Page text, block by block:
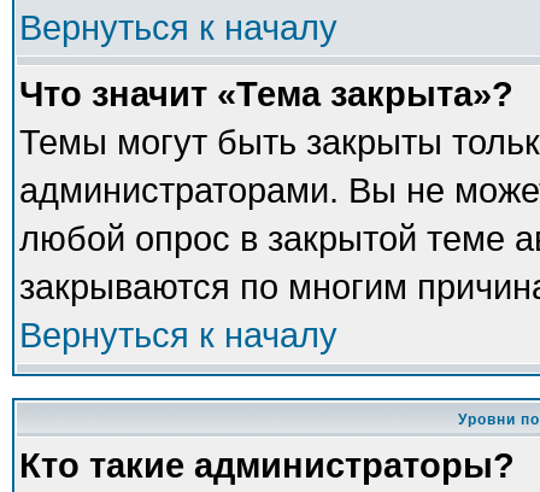
Вернуться к началу
Что значит «Тема закрыта»?
Темы могут быть закрыты
администраторами. Вы не
любой опрос в закрытой теме
закрываются по многим
Вернуться к началу
Уровни
Кто такие администраторы?